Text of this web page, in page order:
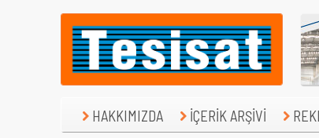
HAKKIMIZDA İÇERİK ARŞİVİ